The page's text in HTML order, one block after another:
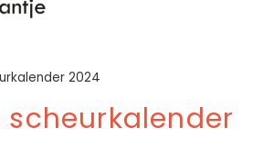
2024
scheurkalender